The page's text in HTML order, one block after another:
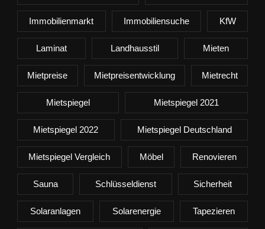
Immobilienmarkt Immobiliensuche KfW
Laminat Landhausstil Mieten
Mietpreise Mietpreisentwicklung Mietrecht
Mietspiegel Mietspiegel 2021
Mietspiegel 2022 Mietspiegel Deutschland
Mietspiegel Vergleich Möbel Renovieren
Sauna Schlüsseldienst Sicherheit
Solaranlagen Solarenergie Tapezieren